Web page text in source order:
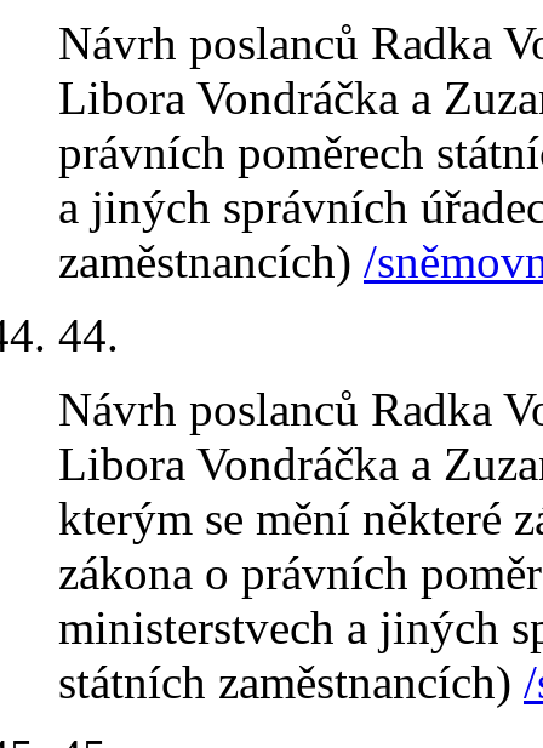
Návrh poslanců Radka
Libora Vondráčka a
právních poměrech
a jiných správních
zaměstnancích) /
44.
Návrh poslanců Radka
Libora Vondráčka a
kterým se mění některé
zákona o právních
ministerstvech a jiných
státních zaměstnancích)